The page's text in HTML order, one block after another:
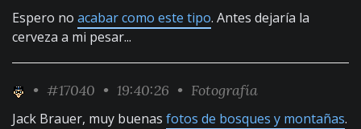
Espero no acabar como este tipo. Antes dejaría la
cerveza a mi pesar...
• #17040 • 19:40:26 • Fotografía
Jack Brauer, muy buenas fotos de bosques y montañas.